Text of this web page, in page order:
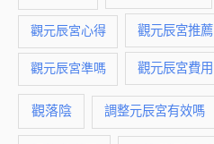
觀元辰宮心得 觀元辰宮推薦
觀元辰宮準嗎 觀元辰宮費用
觀落陰 調整元辰宮有效嗎